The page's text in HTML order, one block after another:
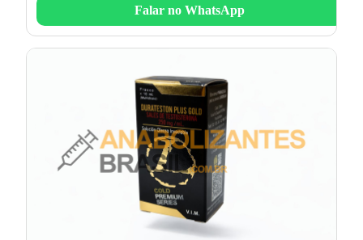
Falar no WhatsApp